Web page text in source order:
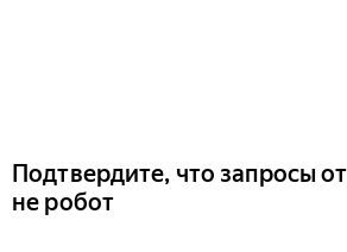
Подтвердите, что запросы
не робот